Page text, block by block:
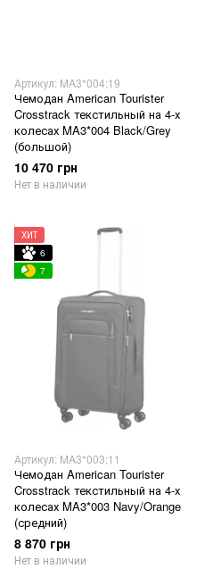
Артикул: MA3*004;19
Чемодан American Tourister
Crosstrack текстильный на 4-х
колесах MA3*004 Black/Grey
(большой)
10 470 грн
Нет в наличии
ХИТ
6
7
Артикул: MA3*003;11
Чемодан American Tourister
Crosstrack текстильный на 4-х
колесах MA3*003 Navy/Orange
(средний)
8 870 грн
Нет в наличии